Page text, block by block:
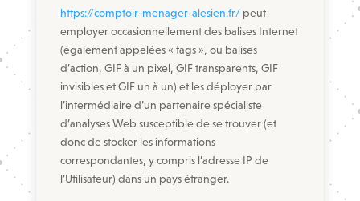
https://comptoir-menager-alesien.fr/peut
employer occasionnellement des balises Internet
(également appelées « tags », ou balises
d’action, GIF à un pixel, GIF transparents, GIF
invisibles et GIF un à un) et les déployer par
l’intermédiaire d’un partenaire spécialiste
d’analyses Web susceptible de se trouver (et
donc de stocker les informations
correspondantes, y compris l’adresse IP de
l’Utilisateur) dans un pays étranger.